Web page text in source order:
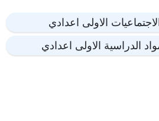
الاولى اعدادي
الدراسية الاولى اعدادي